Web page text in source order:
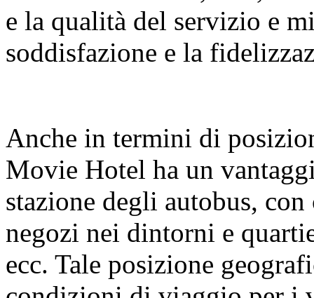
e la qualità del servizio e
soddisfazione e la
Anche in termini di
Movie Hotel ha un
stazione degli autobus,
negozi nei dintorni e
ecc. Tale posizione